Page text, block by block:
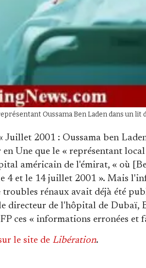
Oussama Ben Laden dans un lit
Juillet 2001 : Oussama ben
Une que le « représentant
américain de l'émirat, « où
4 et le 14 juillet 2001 ». Mais
rénaux avait déjà été
directeur de l'hôpital de Dubaï,
ces « informations erronées et
le site de Libération.